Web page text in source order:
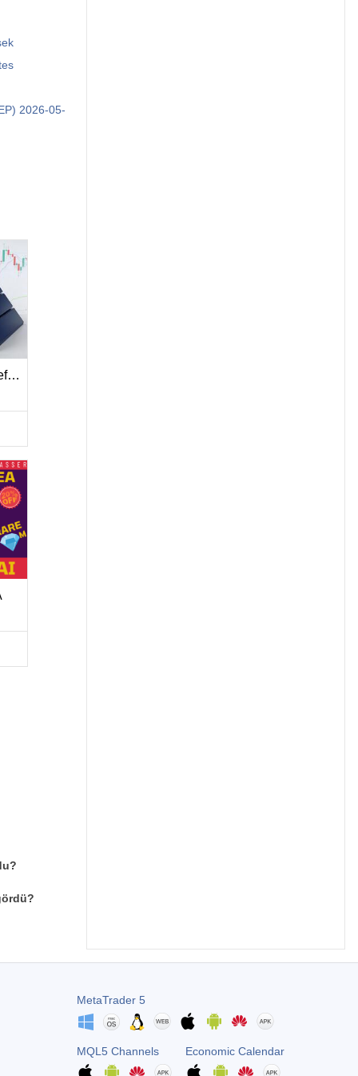
2026-05-
RSI Triple Timeframe Analysis
MetaTrader 5
MQL5 Channels Economic Calendar